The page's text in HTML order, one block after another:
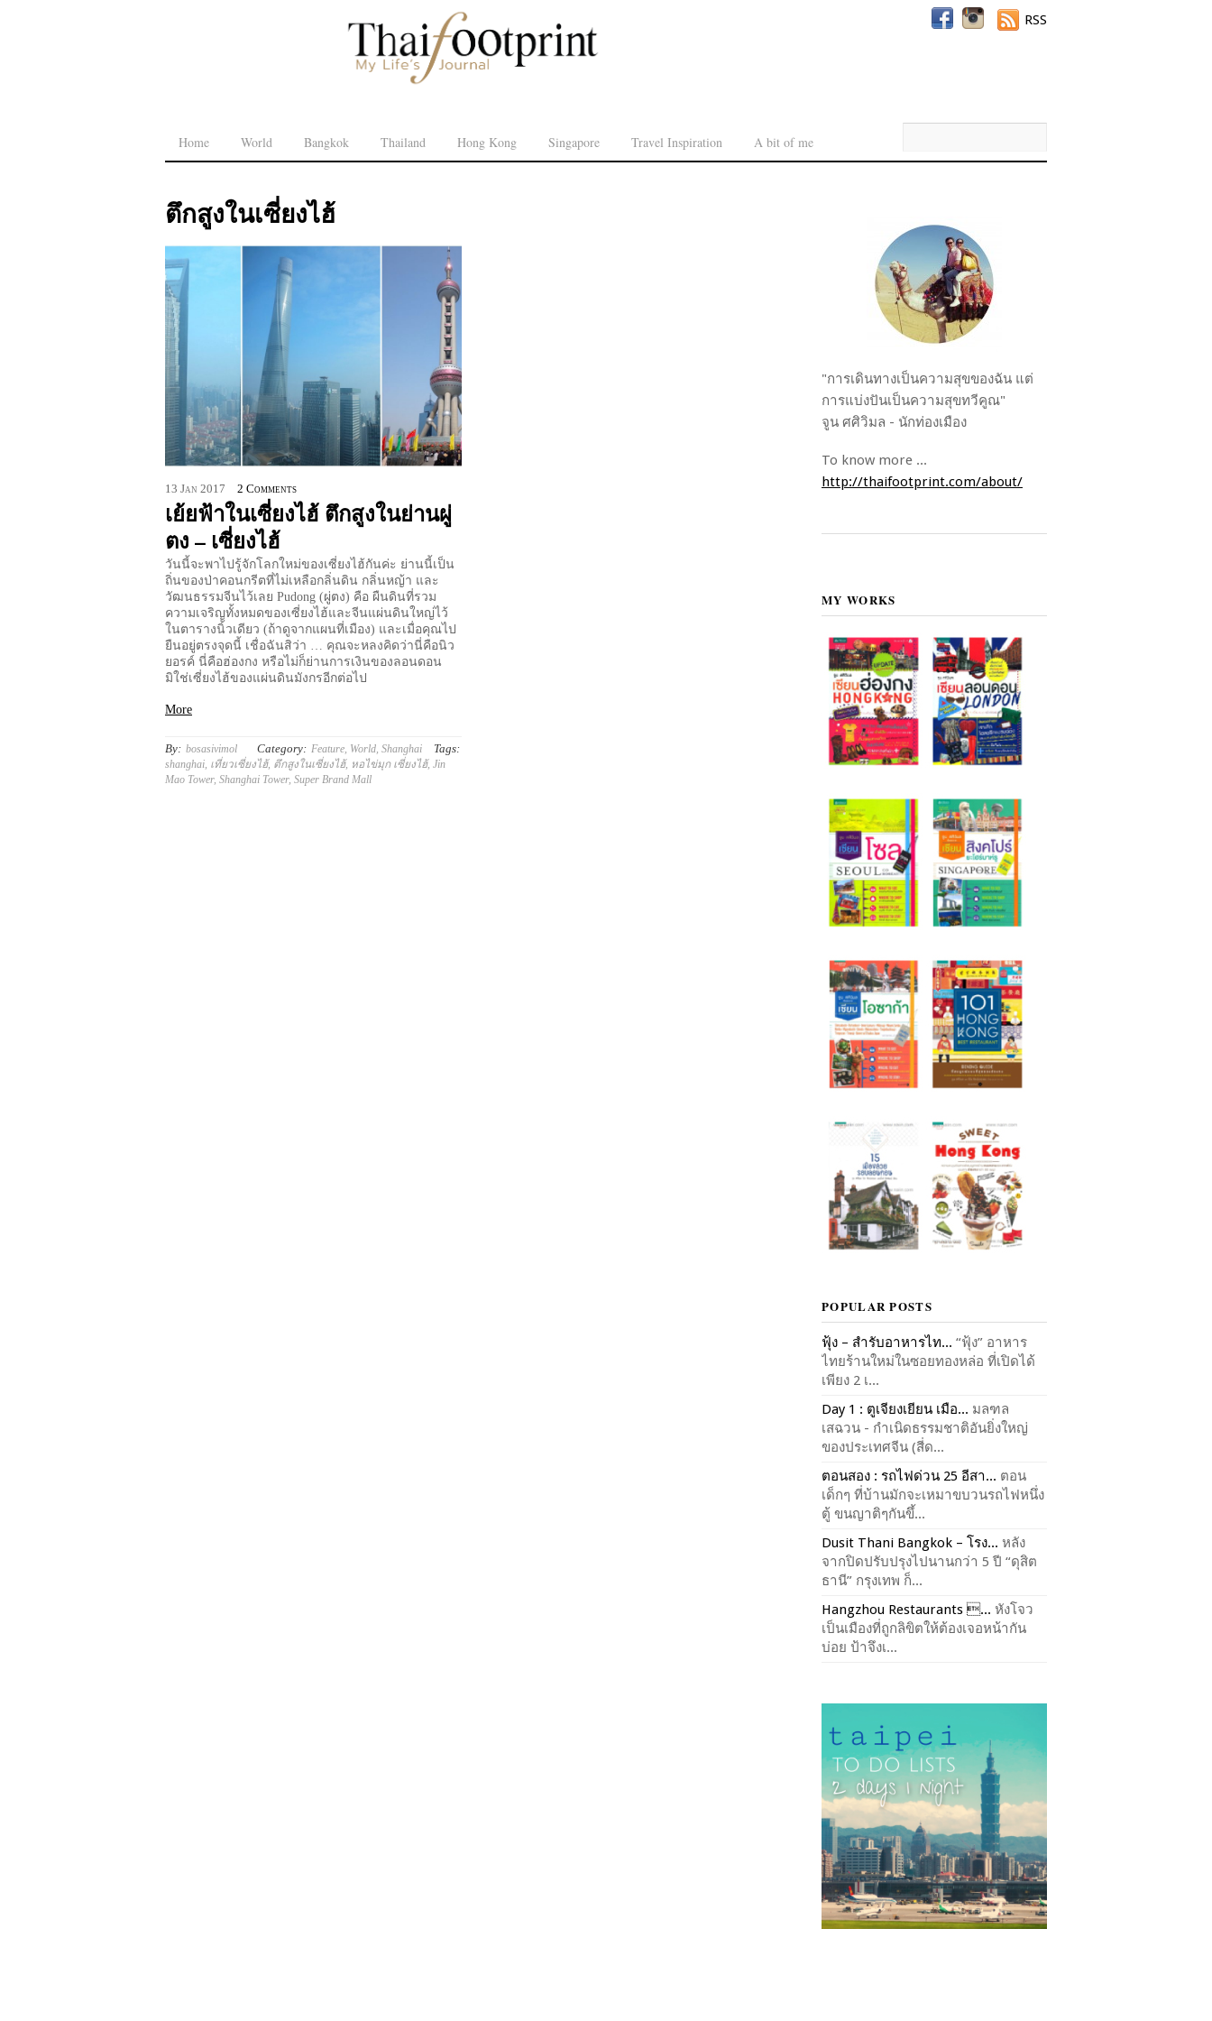
Home World Bangkok Thailand Hong Kong Singapore Travel Inspiration A bit of me
RSS
ตึกสูงในเซี่ยงไฮ้
13 Jan 2017 2 Comments
เย้ยฟ้าในเซี่ยงไฮ้ ตึกสูงในย่านผู่
ตง – เซี่ยงไฮ้
วันนี้จะพาไปรู้จักโลกใหม่ของเซี่ยงไฮ้กันค่ะ ย่านนี้เป็น
ถิ่นของป่าคอนกรีตที่ไม่เหลือกลิ่นดิน กลิ่นหญ้า และ
วัฒนธรรมจีนไว้เลย Pudong (ผู่ตง) คือ ผืนดินที่รวม
ความเจริญทั้งหมดของเซี่ยงไฮ้และจีนแผ่นดินใหญ่ไว้
ในตารางนิ้วเดียว (ถ้าดูจากแผนที่เมือง) และเมื่อคุณไป
ยืนอยู่ตรงจุดนี้ เชื่อฉันสิว่า … คุณจะหลงคิดว่านี่คือนิว
ยอรค์ นี่คือฮ่องกง หรือไม่ก็ย่านการเงินของลอนดอน
มิใช่เซี่ยงไฮ้ของแผ่นดินมังกรอีกต่อไป
More
By: bosasivimol Category: Feature World ,Shanghai Tags:
shanghai เที่ยวเซี่ยงไฮ้, ตึกสูงในเซี่ยงไฮ้, หอไข่มุก เซี่ยงไฮ้, Jin
Mao Tower, Shanghai Tower, Super Brand Mall
"การเดินทางเป็นความสุขของฉัน แต่
การแบ่งปันเป็นความสุขทวีคูณ"
จูน ศศิวิมล - นักท่องเมือง
To know more ...
http://thaifootprint.com/about/
MY WORKS
POPULAR POSTS
ฟุ้ง – สำรับอาหารไท... “ฟุ้ง” อาหาร
ไทยร้านใหม่ในซอยทองหล่อ ที่เปิดได้
เพียง 2 เ...
Day 1 : ตูเจียงเยียน เมือ... มลฑล
เสฉวน - กำเนิดธรรมชาติอันยิ่งใหญ่
ของประเทศจีน (สี่ด...
ตอนสอง : รถไฟด่วน 25 อีสา... ตอน
เด็กๆ ที่บ้านมักจะเหมาขบวนรถไฟหนึ่ง
ตู้ ขนญาติๆกันขึ้...
Dusit Thani Bangkok – โรง... หลัง
จากปิดปรับปรุงไปนานกว่า 5 ปี “ดุสิต
ธานี” กรุงเทพ ก็...
Hangzhou Restaurants ... หังโจว
เป็นเมืองที่ถูกลิขิตให้ต้องเจอหน้ากัน
บ่อย ป้าจึงเ...